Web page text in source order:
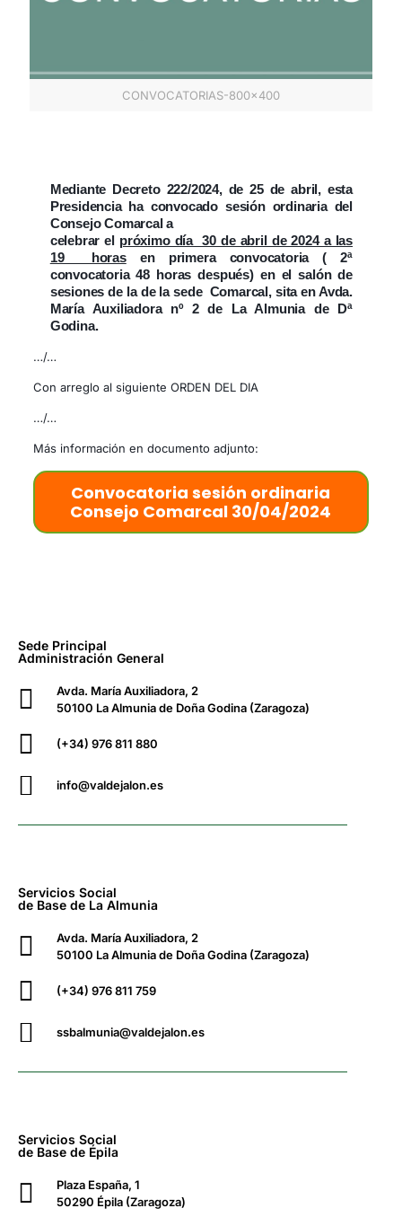
CONVOCATORIAS-800x400
Mediante Decreto 222/2024, de 25 de abril, esta
Presidencia ha convocado sesión ordinaria del
Consejo Comarcal a
celebrar el próximo día 30 de abril de 2024 a las
19 horasen primera convocatoria ( 2ª
convocatoria 48 horas después) en el salón de
sesiones de la de la sede Comarcal, sita en Avda.
María Auxiliadora nº 2 de La Almunia de Dª
Godina.
…/…
Con arreglo al siguiente ORDEN DEL DIA
…/…
Más información en documento adjunto:
Convocatoria sesión ordinaria
Consejo Comarcal 30/04/2024
Sede Principal
Administración General
Avda. María Auxiliadora, 2
50100 La Almunia de Doña Godina (Zaragoza)
(+34) 976 811 880
info@valdejalon.es
Servicios Social
de Base de La Almunia
Avda. María Auxiliadora, 2
50100 La Almunia de Doña Godina (Zaragoza)
(+34) 976 811 759
ssbalmunia@valdejalon.es
Servicios Social
de Base de Épila
Plaza España, 1
50290 Épila (Zaragoza)